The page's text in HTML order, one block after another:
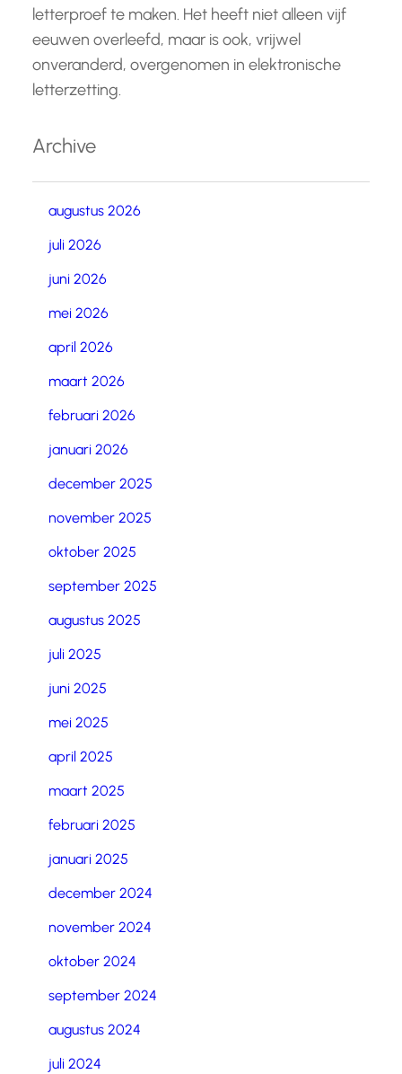
letterproef te maken. Het heeft niet alleen vijf
eeuwen overleefd, maar is ook, vrijwel
onveranderd, overgenomen in elektronische
letterzetting.
Archive
augustus 2026
juli 2026
juni 2026
mei 2026
april 2026
maart 2026
februari 2026
januari 2026
december 2025
november 2025
oktober 2025
september 2025
augustus 2025
juli 2025
juni 2025
mei 2025
april 2025
maart 2025
februari 2025
januari 2025
december 2024
november 2024
oktober 2024
september 2024
augustus 2024
juli 2024